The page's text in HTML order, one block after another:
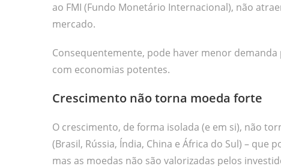
ao FMI (Fundo Monetário Internacional), não
mercado.
Consequentemente, pode haver menor
com economias potentes.
Crescimento não torna moeda forte
O crescimento, de forma isolada (e em si), não
(Brasil, Rússia, Índia, China e África do Sul) –
mas as moedas não são valorizadas pelos